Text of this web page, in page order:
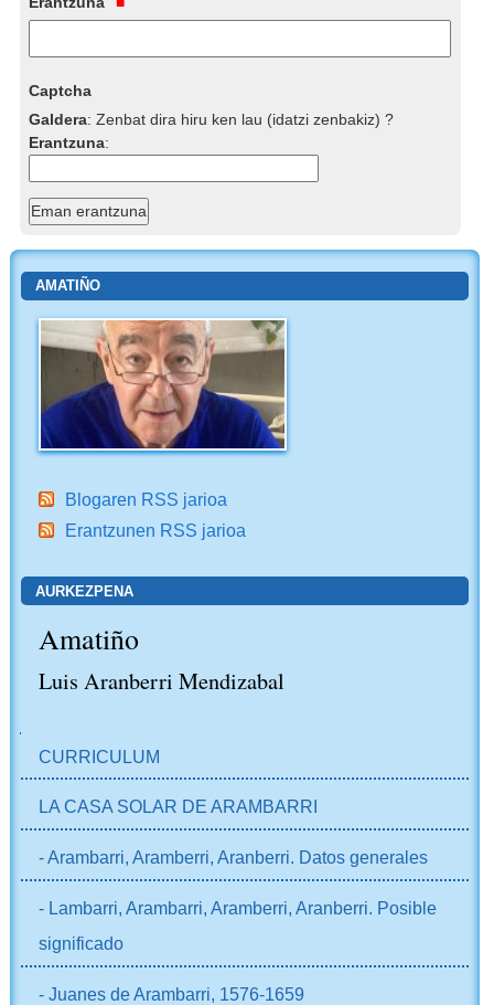
Captcha
Galdera:Zenbat dira hiru ken lau (idatzi zenbakiz) ?
Erantzuna:
AMATIÑO
Blogaren RSS jarioa
Erantzunen RSS jarioa
AURKEZPENA
Amatiño
Luis Aranberri Mendizabal
CURRICULUM
LA CASA SOLAR DE ARAMBARRI
- Arambarri, Aramberri, Aranberri. Datos generales
- Lambarri, Arambarri, Aramberri, Aranberri. Posible
significado
- Juanes de Arambarri, 1576-1659